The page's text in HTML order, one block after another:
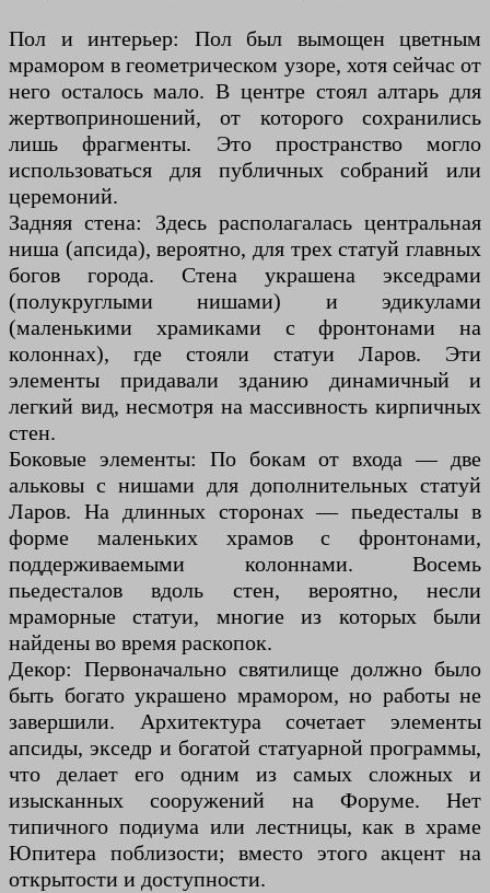
Пол и интерьер: Пол был вымощен цветным
мрамором в геометрическом узоре, хотя сейчас от
него осталось мало. В центре стоял алтарь для
жертвоприношений, от которого сохранились
лишь фрагменты. Это пространство могло
использоваться для публичных собраний или
церемоний.
Задняя стена: Здесь располагалась центральная
ниша (апсида), вероятно, для трех статуй главных
богов города. Стена украшена экседрами
(полукруглыми нишами) и эдикулами
(маленькими храмиками с фронтонами на
колоннах), где стояли статуи Ларов. Эти
элементы придавали зданию динамичный и
легкий вид, несмотря на массивность кирпичных
стен.
Боковые элементы: По бокам от входа — две
альковы с нишами для дополнительных статуй
Ларов. На длинных сторонах — пьедесталы в
форме маленьких храмов с фронтонами,
поддерживаемыми колоннами. Восемь
пьедесталов вдоль стен, вероятно, несли
мраморные статуи, многие из которых были
найдены во время раскопок.
Декор: Первоначально святилище должно было
быть богато украшено мрамором, но работы не
завершили. Архитектура сочетает элементы
апсиды, экседр и богатой статуарной программы,
что делает его одним из самых сложных и
изысканных сооружений на Форуме. Нет
типичного подиума или лестницы, как в храме
Юпитера поблизости; вместо этого акцент на
открытости и доступности.